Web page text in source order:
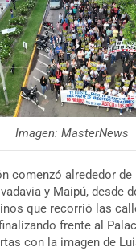
Imagen: MasterNews
comenzó alrededor de
y Maipú, desde
que recorrió las
frente al
con la imagen de